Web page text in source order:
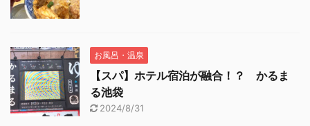
お風呂・温泉
【スパ】ホテル宿泊が融合！？ かるま
る池袋
2024/8/31